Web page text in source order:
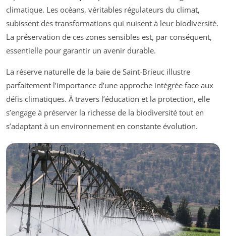
climatique. Les océans, véritables régulateurs du climat,
subissent des transformations qui nuisent à leur biodiversité.
La préservation de ces zones sensibles est, par conséquent,
essentielle pour garantir un avenir durable.
La réserve naturelle de la baie de Saint-Brieuc illustre
parfaitement l’importance d’une approche intégrée face aux
défis climatiques. À travers l’éducation et la protection, elle
s’engage à préserver la richesse de la biodiversité tout en
s’adaptant à un environnement en constante évolution.